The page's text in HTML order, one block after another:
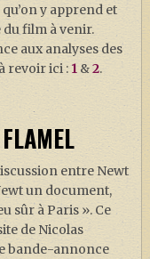
y apprend et
du film à venir.
aux analyses des
revoir ici :1&2.
entre Newt
un document,
sûr à Paris ». Ce
de Nicolas
bande-annonce